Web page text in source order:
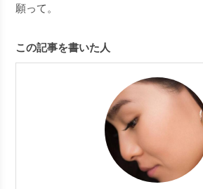
願って。
この記事を書いた人